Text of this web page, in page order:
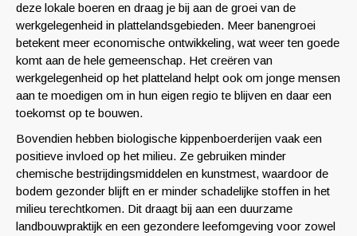
deze lokale boeren en draag je bij aan de groei van de
werkgelegenheid in plattelandsgebieden. Meer banengroei
betekent meer economische ontwikkeling, wat weer ten goede
komt aan de hele gemeenschap. Het creëren van
werkgelegenheid op het platteland helpt ook om jonge mensen
aan te moedigen om in hun eigen regio te blijven en daar een
toekomst op te bouwen.
Bovendien hebben biologische kippenboerderijen vaak een
positieve invloed op het milieu. Ze gebruiken minder
chemische bestrijdingsmiddelen en kunstmest, waardoor de
bodem gezonder blijft en er minder schadelijke stoffen in het
milieu terechtkomen. Dit draagt ​​bij aan een duurzame
landbouwpraktijk en een gezondere leefomgeving voor zowel